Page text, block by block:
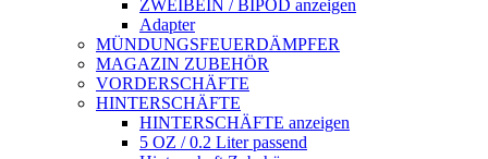
ZWEIBEIN / BIPOD anzeigen
Adapter
MÜNDUNGSFEUERDÄMPFER
MAGAZIN ZUBEHÖR
VORDERSCHÄFTE
HINTERSCHÄFTE
HINTERSCHÄFTE anzeigen
5 OZ / 0.2 Liter passend